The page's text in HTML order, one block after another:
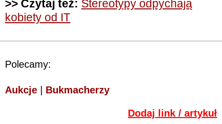
>> Czytaj też: Stereotypy odpychają
kobiety od IT
Polecamy:
Aukcje Bukmacherzy
Dodaj link / artykuł